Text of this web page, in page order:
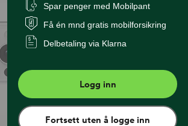
Spar penger med Mobilpant
Få én mnd gratis mobilforsikring
Delbetaling via Klarna
Logg inn
Fortsett uten å logge inn